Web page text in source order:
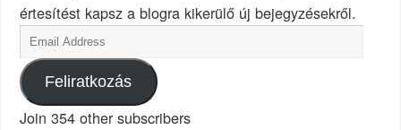
értesítést kapsz a blogra kikerülő új bejegyzésekről.
Feliratkozás
Join 354 other subscribers